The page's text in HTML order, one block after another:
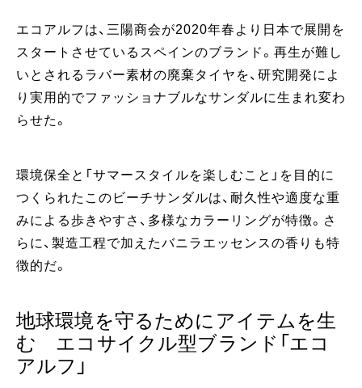
エコアルフは、三陽商会が2020年春より日本で展開を
スタートさせているスペインのブランド。再生が難し
いとされるラバー素材の廃棄タイヤを、研究開発によ
り実用的でファッショナブルなサンダルに生まれ変わ
らせた。
環境保全と「サマースタイルを楽しむこと」を目的に
つくられたこのビーチサンダルは、耐久性や適度な重
みによる歩きやすさ、多様なカラーリングが特徴。さ
らに、製造工程で加えたバニラエッセンスの香りも特
徴的だ。
地球環境を守るためにアイテムを生
む エコサイクル型ブランド「エコ
アルフ」